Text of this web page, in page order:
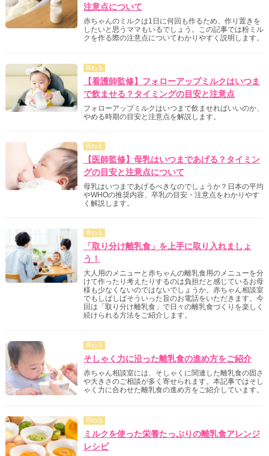
注意点について
赤ちゃんのミルクは1日に何回も作るため、作り置きを
したいと思うママもいるでしょう。この記事では粉ミル
クを作る際の注意点についてわかりやすく説明します。
尋ねる
【看護師監修】フォローアップミルクはいつま
で飲ませる？タイミングの目安と注意点
フォローアップミルクはいつまで飲ませればいいのか、
やめる時期の目安と注意点を解説します。
尋ねる
【医師監修】母乳はいつまであげる？タイミン
グの目安と注意点について
母乳はいつまであげるべきなのでしょうか？日本の平均
やWHOの推奨内容、卒乳の目安・注意点をわかりやす
く解説します。
尋ねる
「取り分け離乳食」を上手に取り入れましょ
う！
大人用のメニューと赤ちゃんの離乳食用のメニューを分
けて作ったり考えたりするのは負担だと感じているお母
様も少なくないのではないでしょうか。赤ちゃん相談室
でもしばしばそういった旨のお電話をいただきます。今
回は「取り分け離乳食」で日々の離乳食づくりを楽しく
続けられる方法をご紹介します。
尋ねる
そしゃく力に沿った離乳食の進め方をご紹介
赤ちゃん相談室には、そしゃくに関連した離乳食の固さ
や大きさのご相談が多く寄せられます。本記事ではそし
ゃく力に合わせた離乳食の進め方をご紹介しています。
尋ねる
ミルクを使った栄養たっぷりの離乳食アレンジ
レシピ